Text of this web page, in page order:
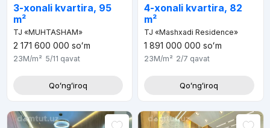
3-xonali kvartira, 95
m²
TJ «MUHTASHAM»
2 171 600 000 soʻm
23M/m² 5/11 qavat
Qoʻngʻiroq
4-xonali kvartira, 82
m²
TJ «Mashxadi Residence»
1 891 000 000 soʻm
23M/m² 2/7 qavat
Qoʻngʻiroq